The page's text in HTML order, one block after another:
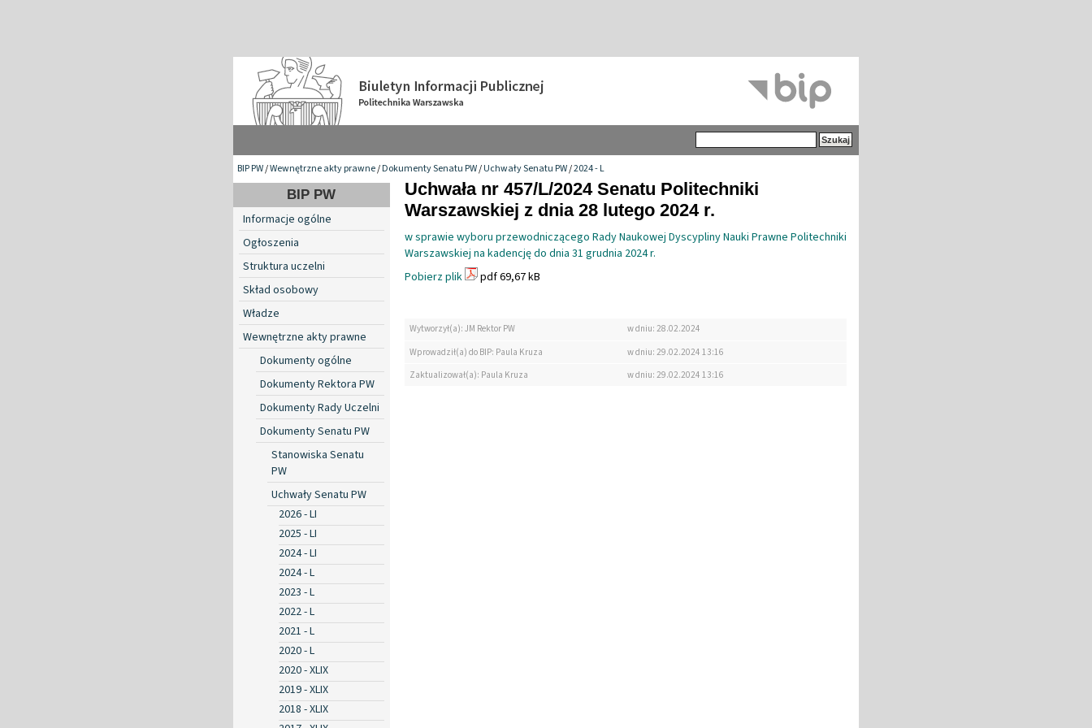
BIP PW/Wewnętrzne akty prawne/Dokumenty Senatu PW/Uchwały Senatu PW/2024 - L
BIP PW
Informacje ogólne
Ogłoszenia
Struktura uczelni
Skład osobowy
Władze
Wewnętrzne akty prawne
Dokumenty ogólne
Dokumenty Rektora PW
Dokumenty Rady Uczelni
Dokumenty Senatu PW
Stanowiska Senatu
PW
Uchwały Senatu PW
2026 - LI
2025 - LI
2024 - LI
2024 - L
2023 - L
2022 - L
2021 - L
2020 - L
2020 - XLIX
2019 - XLIX
2018 - XLIX
Uchwała nr 457/L/2024 Senatu Politechniki
Warszawskiej z dnia 28 lutego 2024 r.
w sprawie wyboru przewodniczącego Rady Naukowej Dyscypliny Nauki Prawne Politechniki
Warszawskiej na kadencję do dnia 31 grudnia 2024 r.
Pobierz plik
pdf 69,67 kB
Wytworzył(a): JM Rektor PW
w dniu: 28.02.2024
Wprowadził(a) do BIP: Paula Kruza
w dniu: 29.02.2024 13:16
Zaktualizował(a): Paula Kruza
w dniu: 29.02.2024 13:16